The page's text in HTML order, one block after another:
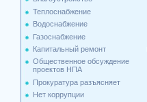
Теплоснабжение
Водоснабжение
Газоснабжение
Капитальный ремонт
Общественное обсуждение
проектов НПА
Прокуратура разъясняет
Нет коррупции